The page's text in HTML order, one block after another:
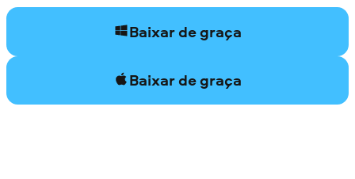
Baixar de graça
Baixar de graça